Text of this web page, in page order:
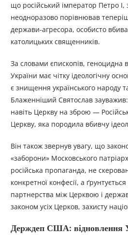
що російський імператор Петро І,
неодноразово порівнював
держави-агресора, особисто
католицьких священників.
За словами єпископів, геноцидна
України має чітку ідеологічну
є знищення українського народу
Блаженніший Святослав
навіть Церкву на зброю —
Церкву, яка породила вбивчу
Він також звернув увагу, що
«заборони» Московського
російська пропаганда, не
конкретної конфесії, а
партнерства між Церквою і
законом усіх Церков, захисту
Держдеп США: відновлення